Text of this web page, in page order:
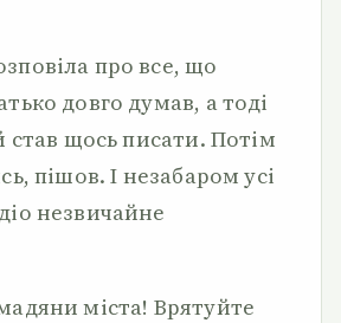
про все, що
довго думав, а тоді
став щось писати. Потім
пішов. І незабаром усі
незвичайне
міста! Врятуйте